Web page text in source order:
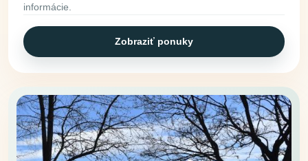
informácie.
Zobraziť ponuky